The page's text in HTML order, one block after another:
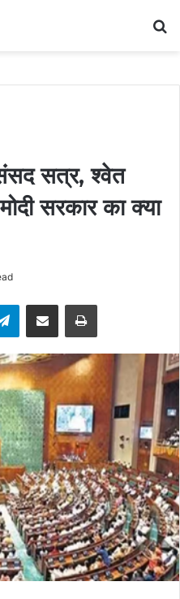
सत्र, श्वेत
सरकार का क्या
TelegramShare via Email Print